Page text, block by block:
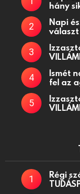
hány
Napi
Ismét
fel az
Régi